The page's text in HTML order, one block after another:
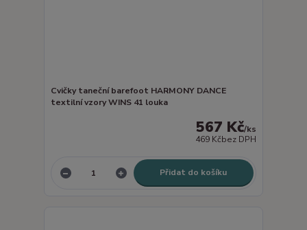
Cvičky taneční barefoot HARMONY DANCE
textilní vzory WINS 41 louka
567 Kč/ks
469 Kčbez DPH
Přidat do košíku